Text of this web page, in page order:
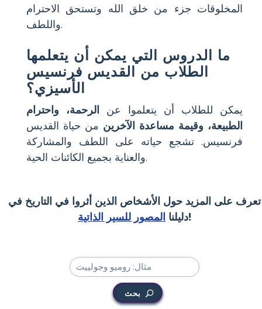
المخلوقات جزء من خلق الله وتستحق الاحترام
واللطف.
ما الدروس التي يمكن أن يتعلمها
الطلاب من القديس فرنسيس
الأسيزي؟
يمكن للطلاب أن يتعلموا عن
الرحمة، واحترام
الطبيعة، وقيمة مساعدة الآخرين من حياة القديس
فرنسيس. تشجع حياته على اللطف والمشاركة
والعناية بجميع الكائنات الحية.
تعرف على المزيد حول الأشخاص الذين أثروا في التاريخ في
دليلنا المصور للسير الذاتية !
بحث